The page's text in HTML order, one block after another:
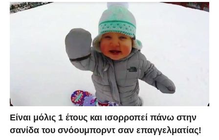
Είναι μόλις 1 έτους και ισορροπεί πάνω στην
σανίδα του σνόουμπορντ σαν επαγγελματίας!